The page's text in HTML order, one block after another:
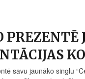
savu jaunāko singlu